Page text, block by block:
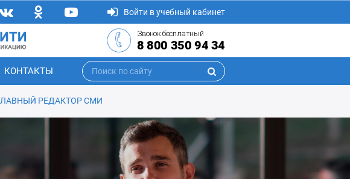
Войти в учебный кабинет
Звонок бесплатный
8 800 350 94 34
КОНТАКТЫ
РЕДАКТОР СМИ